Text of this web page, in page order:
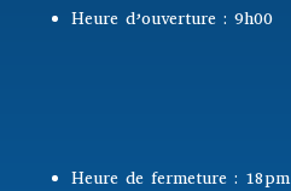
Heure d’ouverture : 9h00
Heure de fermeture : 18pm